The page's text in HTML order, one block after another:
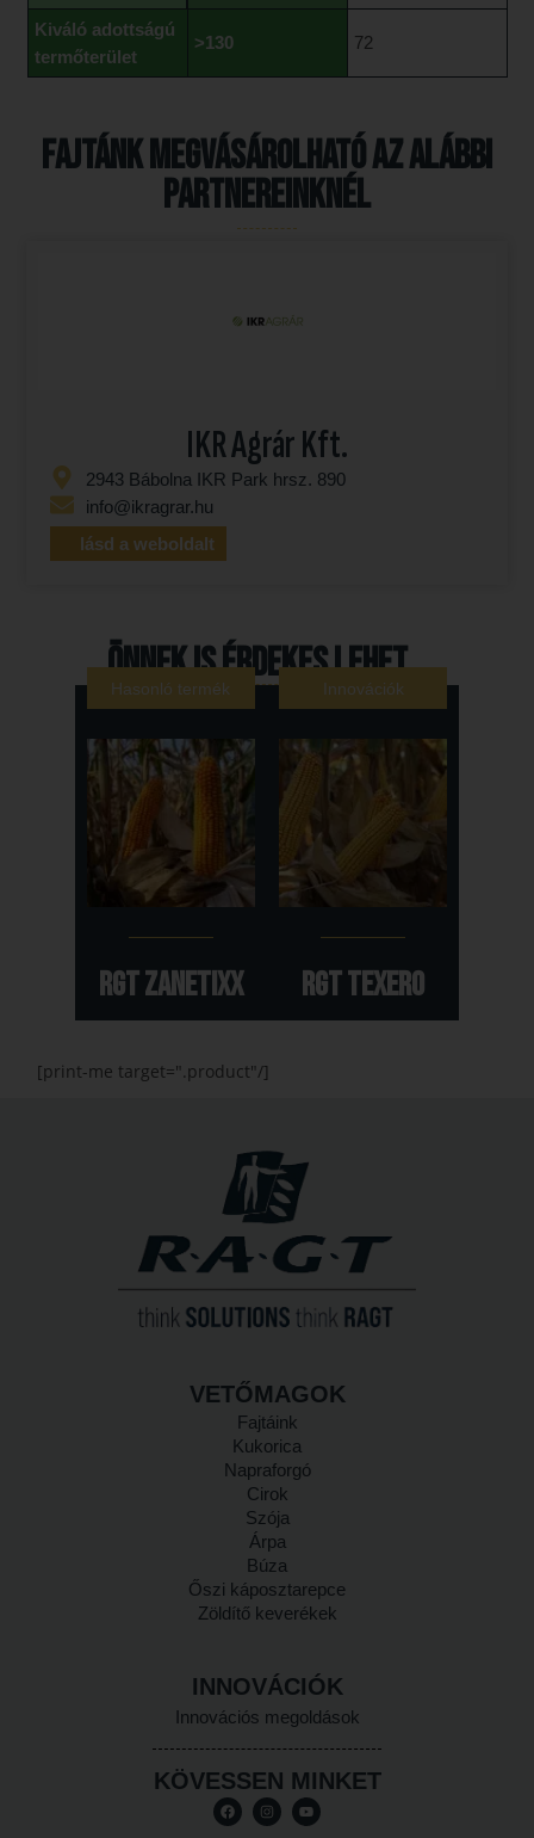
Kiváló adottságú
termőterület
>130 72
Fajtánk megvásárolható az alábbi
partnereinknél
IKR Agrár Kft.
2943 Bábolna IKR Park hrsz. 890
info@ikragrar.hu
lásd a weboldalt
Önnek is érdekes lehet...
Hasonló termék
RGT ZANETIXX
Innovációk
RGT TEXERO
[print-me target=".product"/]
VETŐMAGOK
Fajtáink
Kukorica
Napraforgó
Cirok
Szója
Árpa
Búza
Őszi káposztarepce
Zöldítő keverékek
INNOVÁCIÓK
Innovációs megoldások
KÖVESSEN MINKET